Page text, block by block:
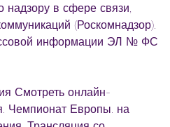
надзору в сфере связи,
(Роскомнадзор).
информации ЭЛ № ФС
Смотреть онлайн-
Чемпионат Европы. на